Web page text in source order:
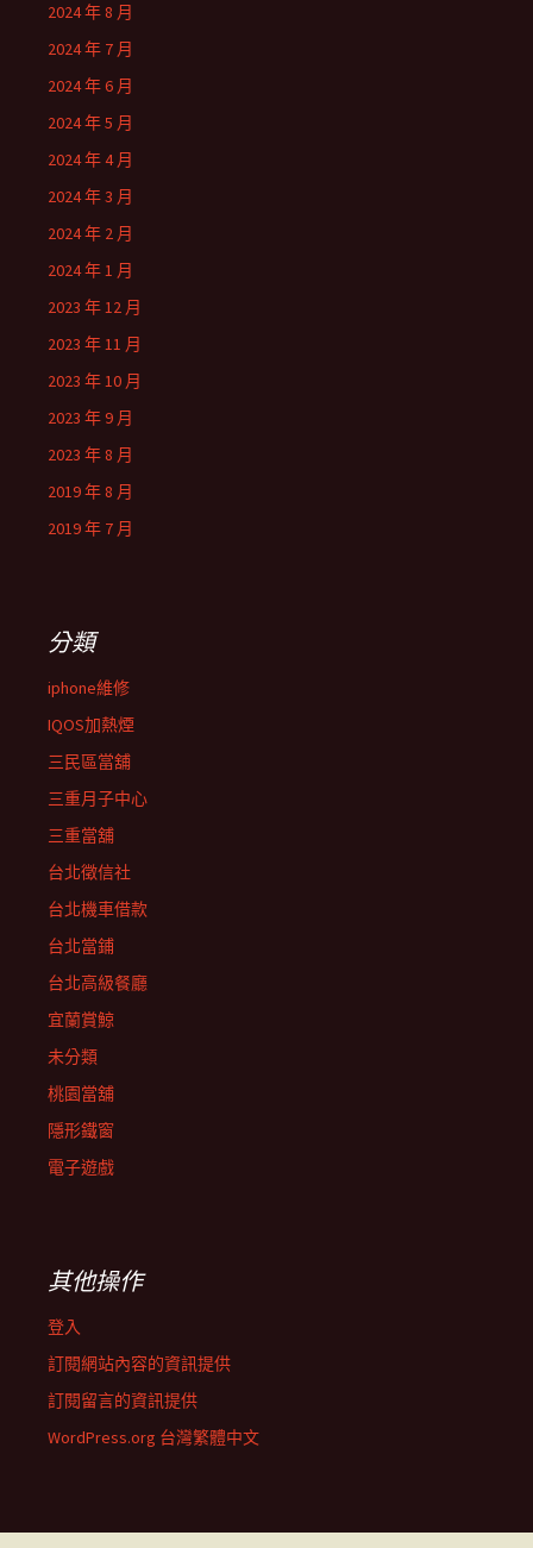
2024 年 8 月
2024 年 7 月
2024 年 6 月
2024 年 5 月
2024 年 4 月
2024 年 3 月
2024 年 2 月
2024 年 1 月
2023 年 12 月
2023 年 11 月
2023 年 10 月
2023 年 9 月
2023 年 8 月
2019 年 8 月
2019 年 7 月
分類
iphone維修
IQOS加熱煙
三民區當舖
三重月子中心
三重當舖
台北徵信社
台北機車借款
台北當鋪
台北高級餐廳
宜蘭賞鯨
未分類
桃園當舖
隱形鐵窗
電子遊戲
其他操作
登入
訂閱網站內容的資訊提供
訂閱留言的資訊提供
WordPress.org 台灣繁體中文